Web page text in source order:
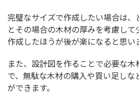
完璧なサイズで作成したい場合は
とその場合の木材の厚みを考慮し
作成したほうが後が楽になると思い
また、設計図を作ることで必要な
で、無駄な木材の購入や買い足しな
ができます。